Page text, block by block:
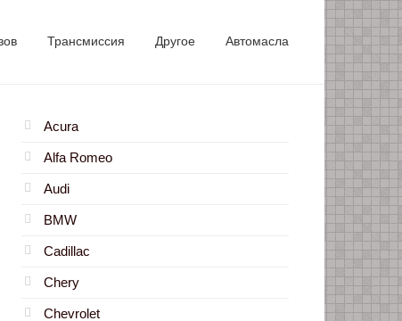
Трансмиссия Другое Автомасла
Acura
Alfa Romeo
Audi
BMW
Cadillac
Chery
Chevrolet